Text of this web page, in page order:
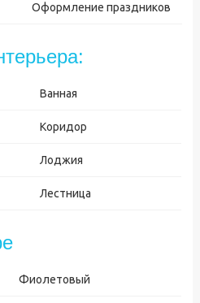
Оформление праздников
Ванная
Коридор
Лоджия
Лестница
Фиолетовый